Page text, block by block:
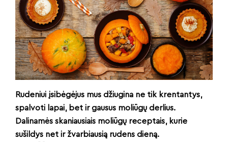
Rudeniui įsibėgėjus mus džiugina ne tik krentantys,
spalvoti lapai, bet ir gausus moliūgų derlius.
Dalinamės skaniausiais moliūgų receptais, kurie
sušildys net ir žvarbiausią rudens dieną.